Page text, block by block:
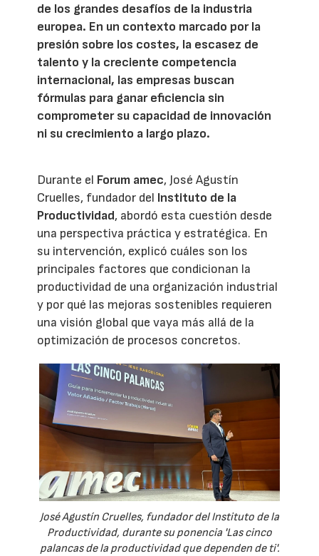
de los grandes desafíos de la industria
europea. En un contexto marcado por la
presión sobre los costes, la escasez de
talento y la creciente competencia
internacional, las empresas buscan
fórmulas para ganar eficiencia sin
comprometer su capacidad de innovación
ni su crecimiento a largo plazo.
Durante el Forum amec, José Agustín
Cruelles, fundador del Instituto de la
Productividad, abordó esta cuestión desde
una perspectiva práctica y estratégica. En
su intervención, explicó cuáles son los
principales factores que condicionan la
productividad de una organización industrial
y por qué las mejoras sostenibles requieren
una visión global que vaya más allá de la
optimización de procesos concretos.
José Agustín Cruelles, fundador del Instituto de la
Productividad, durante su ponencia 'Las cinco
palancas de la productividad que dependen de ti'.